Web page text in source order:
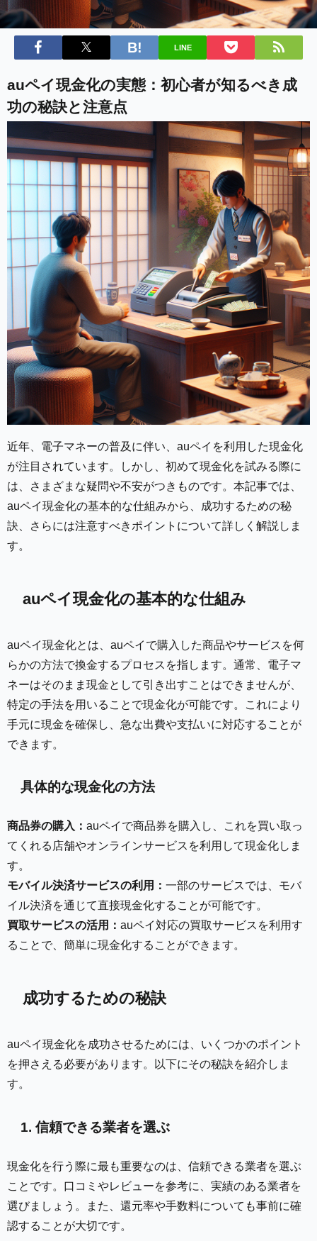
LINE
auペイ現金化の実態：初心者が知るべき成
功の秘訣と注意点
近年、電子マネーの普及に伴い、auペイを利用した現金化
が注目されています。しかし、初めて現金化を試みる際に
は、さまざまな疑問や不安がつきものです。本記事では、
auペイ現金化の基本的な仕組みから、成功するための秘
訣、さらには注意すべきポイントについて詳しく解説しま
す。
auペイ現金化の基本的な仕組み
auペイ現金化とは、auペイで購入した商品やサービスを何
らかの方法で換金するプロセスを指します。通常、電子マ
ネーはそのまま現金として引き出すことはできませんが、
特定の手法を用いることで現金化が可能です。これにより
手元に現金を確保し、急な出費や支払いに対応することが
できます。
具体的な現金化の方法
商品券の購入： auペイで商品券を購入し、これを買い取っ
てくれる店舗やオンラインサービスを利用して現金化しま
す。
モバイル決済サービスの利用： 一部のサービスでは、モバ
イル決済を通じて直接現金化することが可能です。
買取サービスの活用： auペイ対応の買取サービスを利用す
ることで、簡単に現金化することができます。
成功するための秘訣
auペイ現金化を成功させるためには、いくつかのポイント
を押さえる必要があります。以下にその秘訣を紹介しま
す。
1. 信頼できる業者を選ぶ
現金化を行う際に最も重要なのは、信頼できる業者を選ぶ
ことです。口コミやレビューを参考に、実績のある業者を
選びましょう。また、還元率や手数料についても事前に確
認することが大切です。